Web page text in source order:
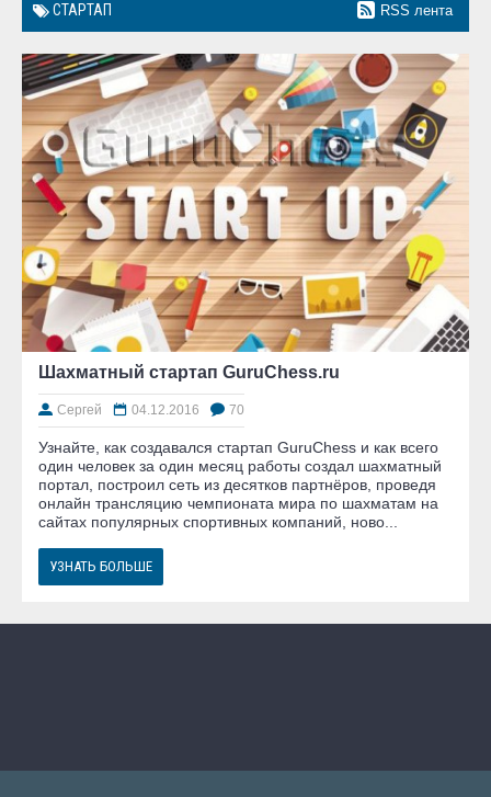
СТАРТАП RSS лента
Шахматный стартап GuruChess.ru
Сергей 04.12.2016 70
Узнайте, как создавался стартап GuruChess и как всего
один человек за один месяц работы создал шахматный
портал, построил сеть из десятков партнёров, проведя
онлайн трансляцию чемпионата мира по шахматам на
сайтах популярных спортивных компаний, ново...
УЗНАТЬ БОЛЬШЕ